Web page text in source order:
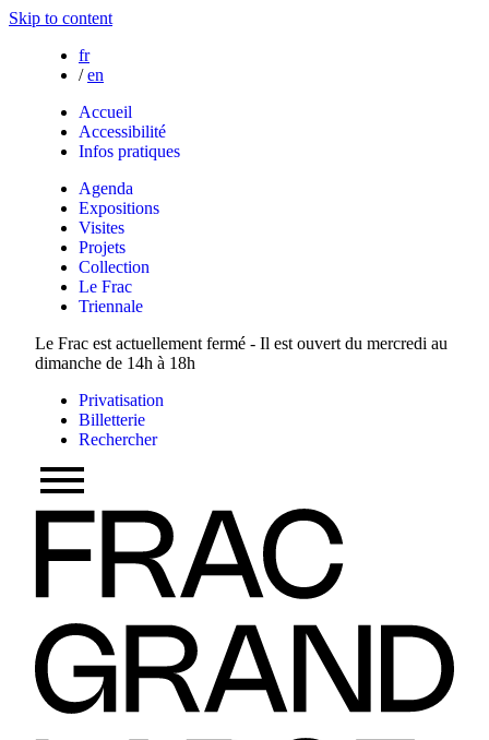
Skip to content
fr
/ en
Accueil
Accessibilité
Infos pratiques
Agenda
Expositions
Visites
Projets
Collection
Le Frac
Triennale
Le Frac est actuellement fermé - Il est ouvert du mercredi au
dimanche de 14h à 18h
Privatisation
Billetterie
Rechercher